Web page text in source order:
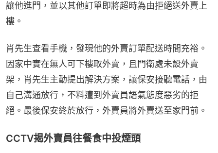
讓他進門，並以其他訂單即將超時為由拒絕送外賣上
樓。
肖先生查看手機，發現他的外賣訂單配送時間充裕。
因家中實在無人可下樓取外賣，且門衛處未設外賣
架，肖先生主動提出解決方案，讓保安接聽電話，由
自己溝通放行，不料遭到外賣員語氣態度惡劣的拒
絕。最後保安終於放行，外賣員將外賣送至家門前。
CCTV揭外賣員往餐食中投煙頭